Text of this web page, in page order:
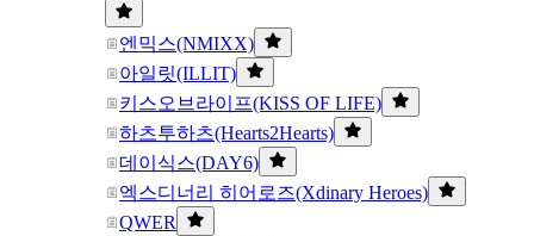
엔믹스(NMIXX)
아일릿(ILLIT)
키스오브라이프(KISS OF LIFE)
하츠투하츠(Hearts2Hearts)
데이식스(DAY6)
엑스디너리 히어로즈(Xdinary Heroes)
QWER